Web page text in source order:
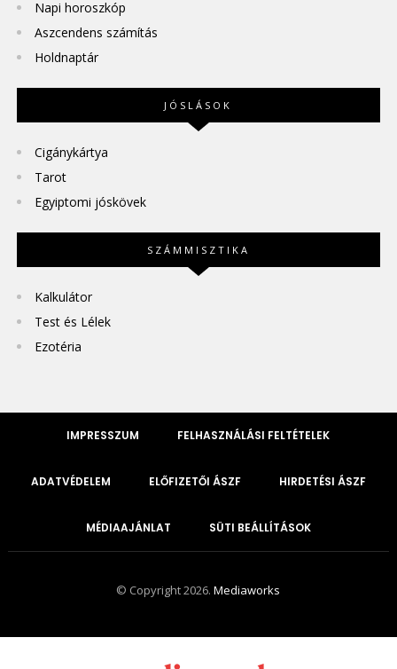
Napi horoszkóp
Aszcendens számítás
Holdnaptár
JÓSLÁSOK
Cigánykártya
Tarot
Egyiptomi jóskövek
SZÁMMISZTIKA
Kalkulátor
Test és Lélek
Ezotéria
IMPRESSZUM FELHASZNÁLÁSI FELTÉTELEK
ADATVÉDELEM ELŐFIZETŐI ÁSZF HIRDETÉSI ÁSZF
MÉDIAAJÁNLAT SÜTI BEÁLLÍTÁSOK
© Copyright 2026.Mediaworks